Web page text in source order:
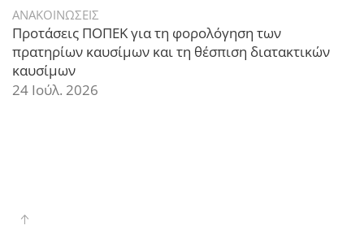
ΑΝΑΚΟΙΝΩΣΕΙΣ
Προτάσεις ΠΟΠΕΚ για τη φορολόγηση των
πρατηρίων καυσίμων και τη θέσπιση διατακτικών
καυσίμων
24 Ιούλ. 2026